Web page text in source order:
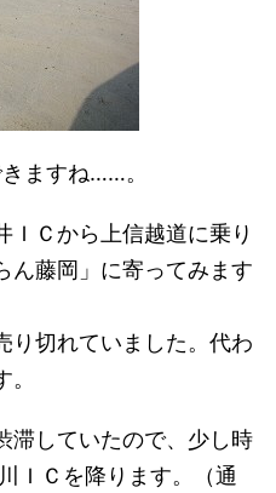
ますね……。
ＩＣから上信越道に乗り
ん藤岡」に寄ってみます
り切れていました。代わ
滞していたので、少し時
ＩＣを降ります。（通